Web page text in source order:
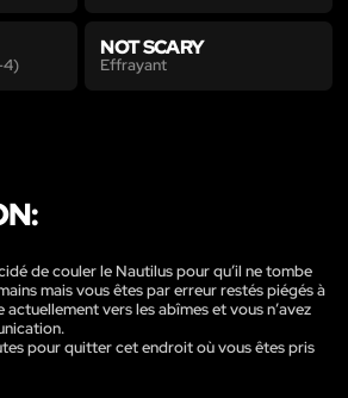
4)
NOT SCARY
Effrayant
de couler le Nautilus pour qu’il ne tombe
mais vous êtes par erreur restés piégés à
vers les abîmes et vous n’avez
pour quitter cet endroit où vous êtes pris